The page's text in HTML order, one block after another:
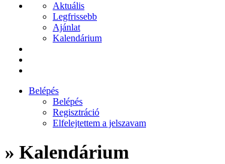
Aktuális
Legfrissebb
Ajánlat
Kalendárium
Belépés
Belépés
Regisztráció
Elfelejtettem a jelszavam
» Kalendárium